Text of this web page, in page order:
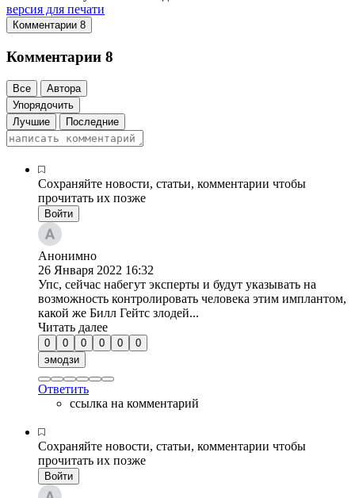
версия для печати
Комментарии 8
Комментарии 8
Все
Автора
Упорядочить
Лучшие
Последние
Сохраняйте новости, статьи, комментарии чтобы
прочитать их позже
Войти
Анонимно
26 Января 2022 16:32
Упс, сейчас набегут эксперты и будут указывать на
возможность контролировать человека этим имплантом,
какой же Билл Гейтс злодей...
Читать далее
0 0 0 0 0
0
эмодзи
Ответить
ссылка на комментарий
Сохраняйте новости, статьи, комментарии чтобы
прочитать их позже
Войти